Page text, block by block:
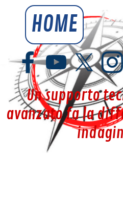
Vai ai contenuti
YouSpy.it
HOME
Un supporto
avanzato fa la